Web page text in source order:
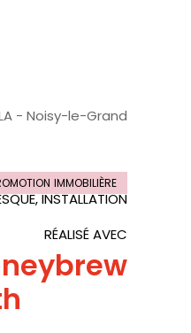
- Noisy-le-Grand
IMMOBILIÈRE
INSTALLATION
RÉALISÉ AVEC